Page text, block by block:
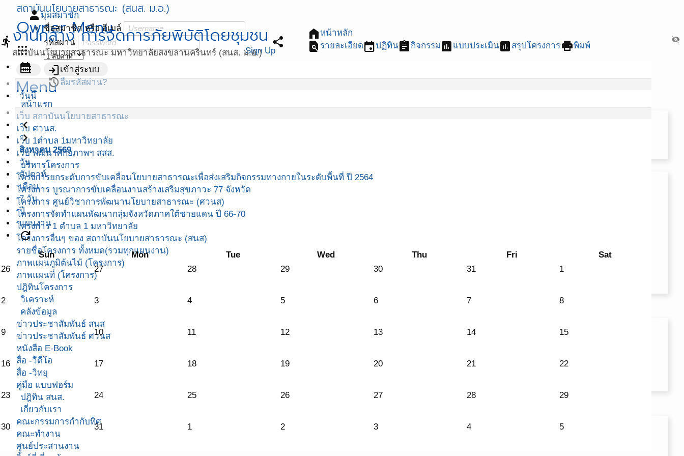
สถาบันนโยบายสาธารณะ (สนส. ม.อ.)
Owner Menu
apps
personมุมสมาชิก
ชื่อสมาชิก หรือ อีเมล์
รหัสผ่าน
visibility_off
loginเข้าสู่ระบบ
restoreลืมรหัสผ่าน?
Sign Up
menu
Menu
หน้าแรก
เว็บ สถาบันนโยบายสาธารณะ
เว็บ ศวนส.
เว็บ 1ตำบล 1มหาวิทยาลัย
เว็บ พัฒนาศักยภาพฯ สสส.
บริหารโครงการ
โครงการยกระดับการขับเคลื่อนโยบายสาธารณะเพื่อส่งเสริมกิจกรรมทางกายในระดับพื้นที่ ปี 2564
โครงการ บูรณาการขับเคลื่อนงานสร้างเสริมสุขภาวะ 77 จังหวัด
โครงการ ศูนย์วิชาการพัฒนานโยบายสาธารณะ (ศวนส)
โครงการจัดทำแผนพัฒนากลุ่มจังหวัดภาคใต้ชายแดน ปี 66-70
โครงการ 1 ตำบล 1 มหาวิทยาลัย
โครงการอื่นๆ ของ สถาบันนโยบายสาธารณะ (สนส)
รายชื่อโครงการ ทั้งหมด(รวมทุกแผนงาน)
ภาพแผนภูมิต้นไม้ (โครงการ)
ภาพแผนที่ (โครงการ)
ปฎิทินโครงการ
วิเคราะห์
คลังข้อมูล
ข่าวประชาสัมพันธ์ สนส
ข่าวประชาสัมพันธ์ ศวนส
หนังสือ E-Book
สื่อ -วีดีโอ
สื่อ -วิทยุ
คู่มือ แบบฟอร์ม
ปฎิทิน สนส.
เกี่ยวกับเรา
คณะกรรมการกำกับทิศ
คณะทำงาน
ศูนย์ประสานงาน
directions_run งานกลาง การจัดการภัยพิบัติโดยชุมชน
สถาบันนโยบายสาธารณะ มหาวิทยาลัยสงขลานครินทร์ (สนส. ม.อ.)
share
home หน้าหลัก
find_in_page รายละเอียดeventปฏิทินassignmentกิจกรรมassessment แบบประเมินassessment สรุปโครงการprintพิมพ์
calendar_month
วันนี้
navigate_before
navigate_next
สิงหาคม 2569
วัน
สัปดาห์
เดือน
7 วัน
ปี
แผนงาน
refresh
Sun Mon Tue Wed Thu Fri
Sat
26
27 28 29 30 31 1
2 3 4 5 6 7 8
9 10 11 12 13 14 15
16 17 18 19 20 21 22
23 24 25 26 27 28 29
30 31 1 2 3 4 5